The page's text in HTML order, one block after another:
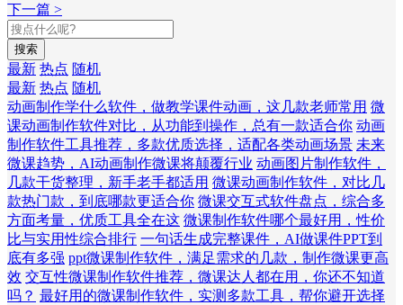
下一篇 >
搜索
最新 热点 随机
最新 热点 随机
动画制作学什么软件，做教学课件动画，这几款老师常用 微
课动画制作软件对比，从功能到操作，总有一款适合你 动画
制作软件工具推荐，多款优质选择，适配各类动画场景 未来
微课趋势，AI动画制作微课将颠覆行业 动画图片制作软件，
几款干货整理，新手老手都适用 微课动画制作软件，对比几
款热门款，到底哪款更适合你 微课交互式软件盘点，综合多
方面考量，优质工具全在这 微课制作软件哪个最好用，性价
比与实用性综合排行 一句话生成完整课件，AI做课件PPT到
底有多强 ppt微课制作软件，满足需求的几款，制作微课更高
效 交互性微课制作软件推荐，微课达人都在用，你还不知道
吗？ 最好用的微课制作软件，实测多款工具，帮你避开选择